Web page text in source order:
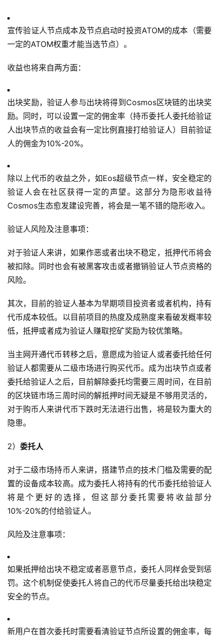
宣传验证人节点成本及节点启动时投资ATOM的成本（需要
一定的ATOM权重才能当选节点）。
收益也将来自两方面：
出块奖励，验证人参与出块将得到Cosmos区块链的出块奖
励。同时，可以设置一定的佣金率（持币委托人委托给验证
人出块节点的收益会有一定比例直接打给验证人）目前验证
人的佣金为10%-20%。
除以上代币的收益之外，如Eos超级节点一样，安全稳定的
验证人会在社区获得一定的声望。这部分为隐形收益待
Cosmos生态愈发建设完善，将会是一笔不错的隐形收入。
验证人风险及注意事项：
对于验证人来讲，如果作恶或者出块不稳定，抵押代币将会
被扣除。同时也会有被黑客攻击或者撤销验证人节点资格的
风险。
其次，目前的验证人基本为早期项目投资者或者机构，持有
代币成本较低。以目前项目的热度及成熟度来看破发概率较
低，抵押或者成为验证人赚取挖矿奖励为较优策略。
当主网开通代币转移之后，意愿成为验证人或者委托给任何
验证人都需要从二级市场进行购买代币。成为出块节点或者
委托给验证人之后，目前解除委托均需要三周时间，在目前
的区块链市场三周时间的解抵押时间无疑是不够用灵活的，
对于购币人来讲代币下跌时无法进行出售，将是较为重大的
隐患。
2） 委托人
对于二级市场持币人来讲，搭建节点的技术门槛及需要的配
置的设备成本较高。成为委托人将持有的代币委托给验证人
将是个更好的选择，但这部分委托需要将收益部分
10%-20%的付给验证人。
风险及注意事项：
如果抵押给出块不稳定或者恶意节点，委托人同样会受到惩
罚。这个机制促使委托人将自己的代币尽量委托给出块稳定
安全的节点。
新用户在首次委托时需要看清验证节点所设置的佣金率，每